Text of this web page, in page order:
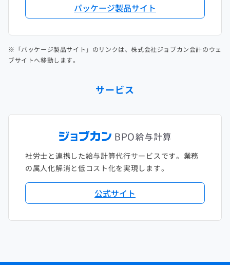
パッケージ製品サイト
※「パッケージ製品サイト」のリンクは、株式会社ジョブカン会計のウェ
ブサイトへ移動します。
サービス
社労士と連携した給与計算代行サービスです。業務
の属人化解消と低コスト化を実現します。
公式サイト